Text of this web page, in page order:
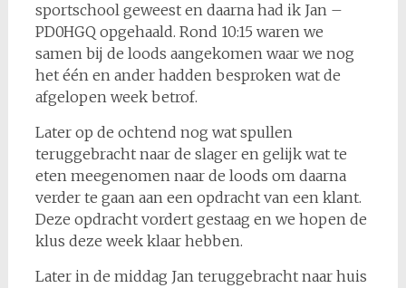
sportschool geweest en daarna had ik Jan –
PD0HGQ opgehaald. Rond 10:15 waren we
samen bij de loods aangekomen waar we nog
het één en ander hadden besproken wat de
afgelopen week betrof.
Later op de ochtend nog wat spullen
teruggebracht naar de slager en gelijk wat te
eten meegenomen naar de loods om daarna
verder te gaan aan een opdracht van een klant.
Deze opdracht vordert gestaag en we hopen de
klus deze week klaar hebben.
Later in de middag Jan teruggebracht naar huis